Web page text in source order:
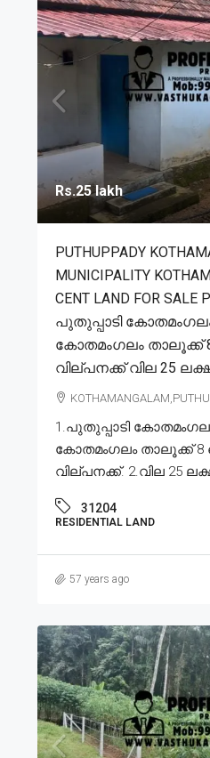
Rs.25 lakh
PUTHUPPADY
MUNICIPALITY
CENT LAND FOR SALE
പുതുപ്പാടി കോതമംഗലം
കോതമംഗലം
വില്പനക്ക് വില 25
1.പുതുപ്പാടി കോതമംഗലം
കോതമംഗലം താലൂക്ക്
വില്പനക്ക്. 2.വില 25
31204
RESIDENTIAL LAND
57 years ago